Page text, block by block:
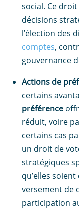
social. Ce
décisions
l’élection des
comptes,
gouvernance
Actions de
certains
préférence
réduit, voire
certains cas
un droit de
stratégiques
qu’elles
versement de
participation